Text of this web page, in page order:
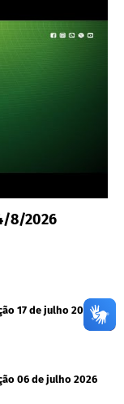
8/2026
17 de julho 2026
06 de julho 2026